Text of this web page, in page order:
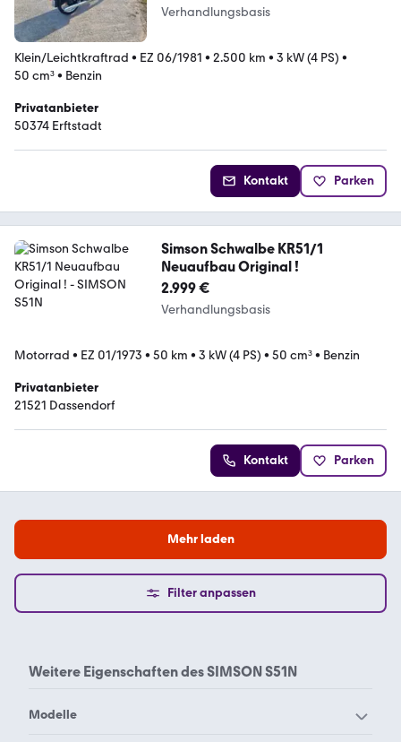
Verhandlungsbasis
Klein/Leichtkraftrad • EZ 06/1981 • 2.500 km • 3 kW (4 PS) •
50 cm³• Benzin
Privatanbieter
50374 Erftstadt
Kontakt Parken
Simson Schwalbe KR51/1
Neuaufbau Original !
2.999 €
Verhandlungsbasis
Motorrad • EZ 01/1973 • 50 km • 3 kW (4 PS) • 50 cm³• Benzin
Privatanbieter
21521 Dassendorf
Kontakt Parken
Mehr laden
Filter anpassen
Weitere Eigenschaften desSIMSON S51N
Modelle